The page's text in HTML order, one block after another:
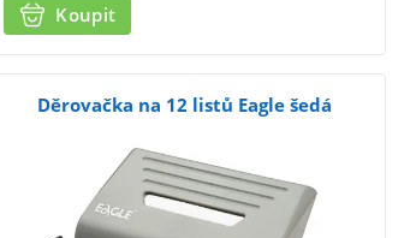
Koupit
Děrovačka na 12 listů Eagle šedá